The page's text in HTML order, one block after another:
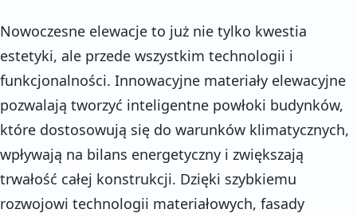
Nowoczesne elewacje to już nie tylko kwestia
estetyki, ale przede wszystkim technologii i
funkcjonalności. Innowacyjne materiały elewacyjne
pozwalają tworzyć inteligentne powłoki budynków,
które dostosowują się do warunków klimatycznych,
wpływają na bilans energetyczny i zwiększają
trwałość całej konstrukcji. Dzięki szybkiemu
rozwojowi technologii materiałowych, fasady